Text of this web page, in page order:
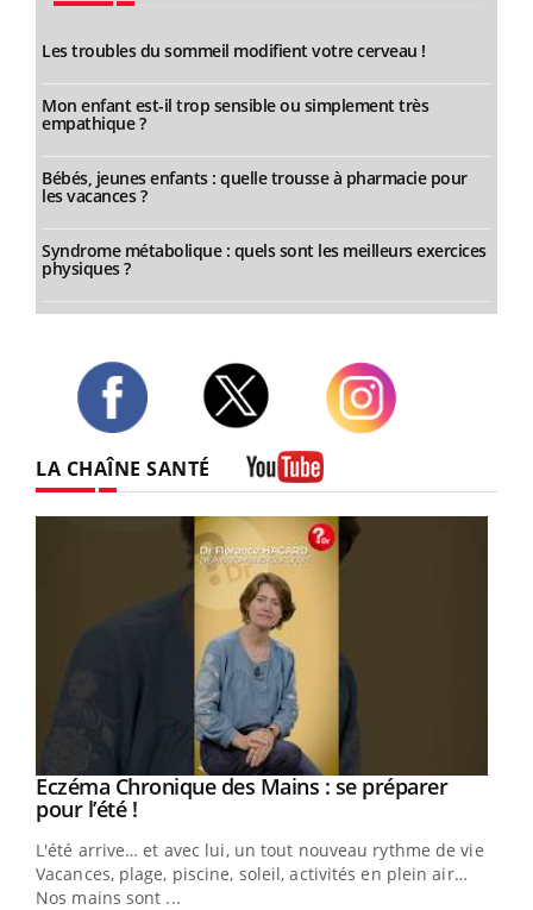
Les troubles du sommeil modifient votre cerveau !
Mon enfant est-il trop sensible ou simplement très
empathique ?
Bébés, jeunes enfants : quelle trousse à pharmacie pour
les vacances ?
Syndrome métabolique : quels sont les meilleurs exercices
physiques ?
LA CHAÎNE SANTÉ
Youtube
Eczéma Chronique des Mains : se préparer
pour l’été !Youtube
L'été arrive… et avec lui, un tout nouveau rythme de vie !
Vacances, plage, piscine, soleil, activités en plein air…
Nos mains sont ...